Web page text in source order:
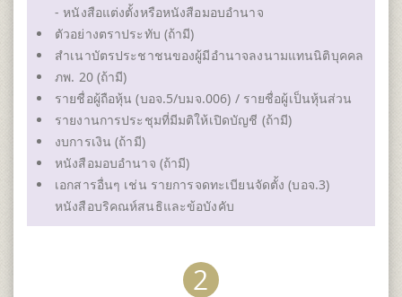
- หนังสือแต่งตั้งหรือหนังสือมอบอํานาจ
ตัวอย่างตราประทับ (ถ้ามี)
สําเนาบัตรประชาชนของผู้มีอํานาจลงนามแทนนิติบุคคล
ภพ. 20 (ถ้ามี)
รายชื่อผู้ถือหุ้น (บอจ.5/บมจ.006) / รายชื่อผู้เป็นหุ้นส่วน
รายงานการประชุมที่มีมติให้เปิดบัญชี (ถ้ามี)
งบการเงิน (ถ้ามี)
หนังสือมอบอํานาจ (ถ้ามี)
เอกสารอื่นๆ เช่น รายการจดทะเบียนจัดตั้ง (บอจ.3)
หนังสือบริคณห์สนธิและข้อบังคับ
2